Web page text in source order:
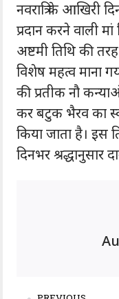
नवरात्रि के आखिरी
प्रदान करने वाली मां
अष्टमी तिथि की तरह
विशेष महत्व माना
की प्रतीक नौ
कर बटुक भैरव का
किया जाता है। इस
दिनभर श्रद्धानुसार